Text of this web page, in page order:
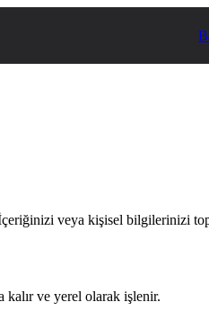
veya kişisel bilgilerinizi
kalır ve yerel olarak işlenir.